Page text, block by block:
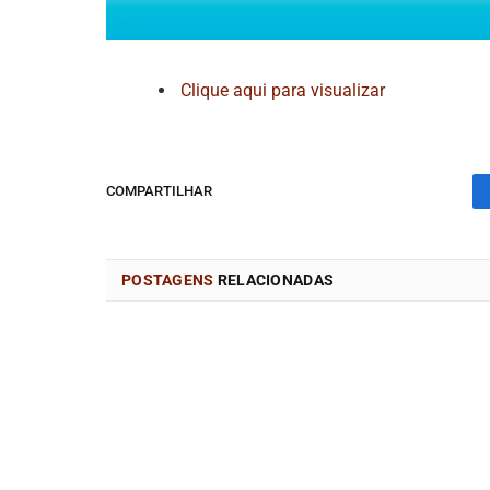
Clique aqui para visualizar
COMPARTILHAR
POSTAGENS RELACIONADAS